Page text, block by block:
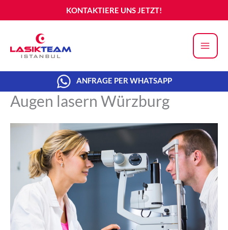
Inhalt
KONTAKTIERE UNS JETZT!
ANFRAGE PER WHATSAPP
Augen lasern Würzburg